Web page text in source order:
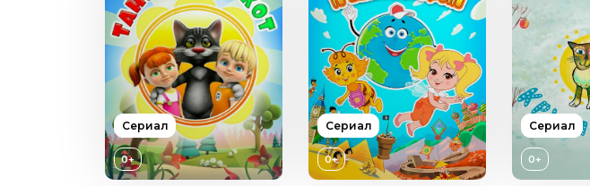
Язык Русский
Возраст
Год 2022
Страна Россия
Язык Русский
Язык
Сериал
0+
Сериал
0+
Возраст
Год 2008
Сериал
0+